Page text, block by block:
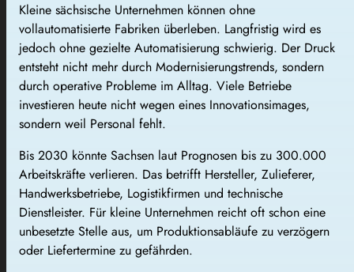
Kleine sächsische Unternehmen können ohne
vollautomatisierte Fabriken überleben. Langfristig wird es
jedoch ohne gezielte Automatisierung schwierig. Der Druck
entsteht nicht mehr durch Modernisierungstrends, sondern
durch operative Probleme im Alltag. Viele Betriebe
investieren heute nicht wegen eines Innovationsimages,
sondern weil Personal fehlt.
Bis 2030 könnte Sachsen laut Prognosen bis zu 300.000
Arbeitskräfte verlieren. Das betrifft Hersteller, Zulieferer,
Handwerksbetriebe, Logistikfirmen und technische
Dienstleister. Für kleine Unternehmen reicht oft schon eine
unbesetzte Stelle aus, um Produktionsabläufe zu verzögern
oder Liefertermine zu gefährden.